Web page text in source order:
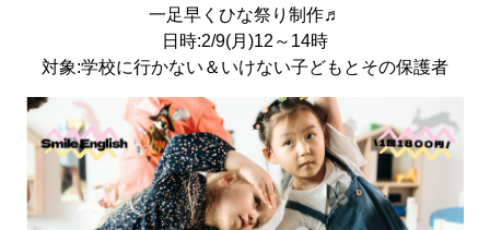
一足早くひな祭り制作♬
日時:2/9(月)12～14時
対象:学校に行かない＆いけない子どもとその保護者